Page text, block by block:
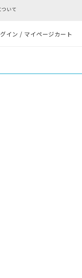
いて
イン / マイページカート